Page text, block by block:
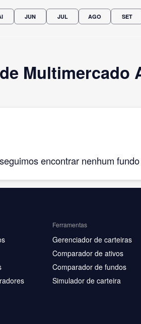
JUN JUL AGO SET
Multimercado
encontrar nenhum
Ferramentas
Gerenciador de carteiras
Comparador de ativos
Comparador de fundos
Simulador de carteira